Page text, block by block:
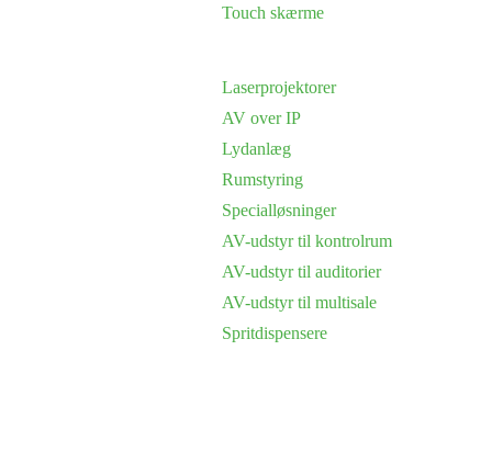
Touch skærme
Laserprojektorer
AV over IP
Lydanlæg
Rumstyring
Specialløsninger
AV-udstyr til kontrolrum
AV-udstyr til auditorier
AV-udstyr til multisale
Spritdispensere